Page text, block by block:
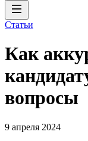
Статьи
Как
вопросы
9 апреля 2024